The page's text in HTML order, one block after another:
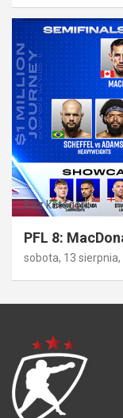
Bez kategorii
PFL 8:
sobota, 13